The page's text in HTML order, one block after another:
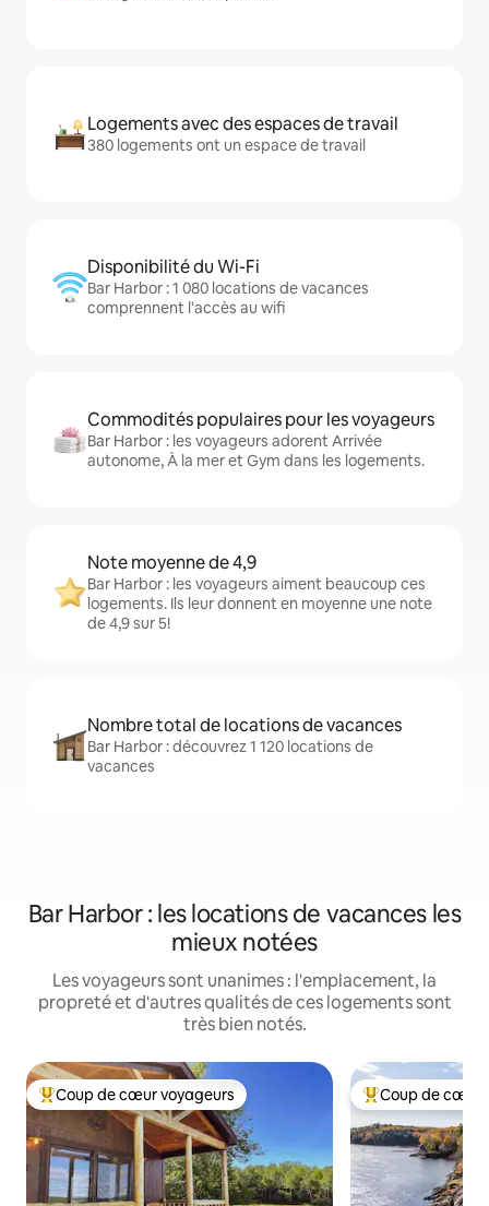
Logements avec des espaces de travail
380 logements ont un espace de travail
Disponibilité du Wi-Fi
Bar Harbor : 1 080 locations de vacances
comprennent l'accès au wifi
Commodités populaires pour les voyageurs
Bar Harbor : les voyageurs adorent Arrivée
autonome, À la mer et Gym dans les logements.
Note moyenne de 4,9
Bar Harbor : les voyageurs aiment beaucoup ces
logements. Ils leur donnent en moyenne une note
de 4,9 sur 5!
Nombre total de locations de vacances
Bar Harbor : découvrez 1 120 locations de
vacances
Bar Harbor : les locations de vacances les
mieux notées
Les voyageurs sont unanimes : l'emplacement, la
propreté et d'autres qualités de ces logements sont
très bien notés.
Coup de cœur voyageurs parmi les plus aimés
Coup de cœur voyageurs Coup de cœur
Coup de cœur